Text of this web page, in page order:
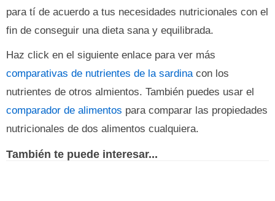
para tí de acuerdo a tus necesidades nutricionales con el
fin de conseguir una dieta sana y equilibrada.
Haz click en el siguiente enlace para ver más
comparativas de nutrientes de la sardinacon los
nutrientes de otros almientos. También puedes usar el
comparador de alimentos para comparar las propiedades
nutricionales de dos alimentos cualquiera.
También te puede interesar...